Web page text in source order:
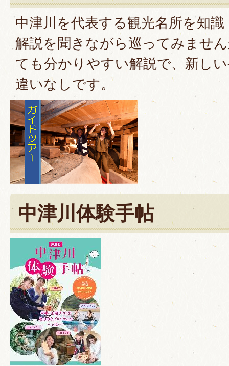
中津川を代表する観光名所を知
解説を聞きながら巡ってみませ
ても分かりやすい解説で、新し
違いなしです。
中津川体験手帖